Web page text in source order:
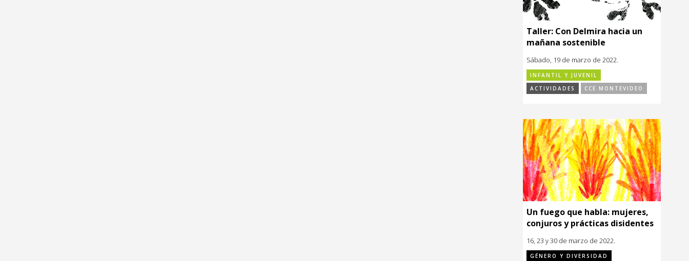
Taller: Con Delmira hacia un
mañana sostenible
Sábado, 19 de marzo de 2022.
INFANTIL Y JUVENIL
ACTIVIDADES
CCE MONTEVIDEO
Un fuego que habla: mujeres,
conjuros y prácticas disidentes
16, 23 y 30 de marzo de 2022.
GÉNERO Y DIVERSIDAD